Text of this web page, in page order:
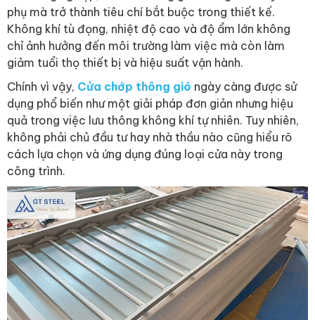
phụ mà trở thành tiêu chí bắt buộc trong thiết kế.
Không khí tù đọng, nhiệt độ cao và độ ẩm lớn không
chỉ ảnh hưởng đến môi trường làm việc mà còn làm
giảm tuổi thọ thiết bị và hiệu suất vận hành.
Chính vì vậy, Cửa chớp thông gió ngày càng được sử
dụng phổ biến như một giải pháp đơn giản nhưng hiệu
quả trong việc lưu thông không khí tự nhiên. Tuy nhiên,
không phải chủ đầu tư hay nhà thầu nào cũng hiểu rõ
cách lựa chọn và ứng dụng đúng loại cửa này trong
công trình.